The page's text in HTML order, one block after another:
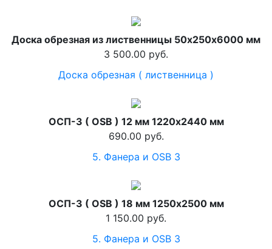
Доска обрезная из лиственницы 50х250х6000 мм
3 500.00 руб.
Доска обрезная ( лиственница )
ОСП-3 ( OSB ) 12 мм 1220х2440 мм
690.00 руб.
5. Фанера и OSB 3
ОСП-3 ( OSB ) 18 мм 1250х2500 мм
1 150.00 руб.
5. Фанера и OSB 3